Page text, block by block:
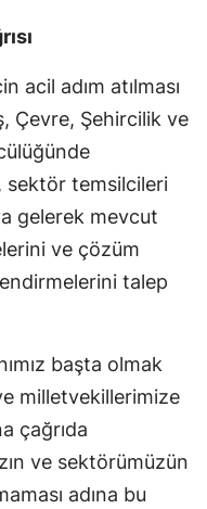
acil adım atılması
Çevre, Şehircilik ve
sektör temsilcileri
gelerek mevcut
ve çözüm
talep
başta olmak
milletvekillerimize
çağrıda
ve sektörümüzün
adına bu